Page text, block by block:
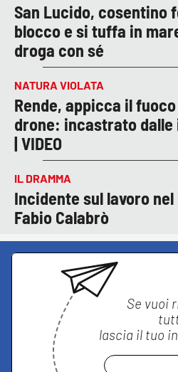
San Lucido, cosentino
blocco e si tuffa in
droga con sé
NATURA VIOLATA
Rende, appicca il
drone: incastrato dalle
| VIDEO
IL DRAMMA
Incidente sul lavoro
Fabio Calabrò
Se vuoi
lascia il tuo